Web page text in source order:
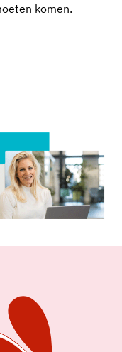
komen.